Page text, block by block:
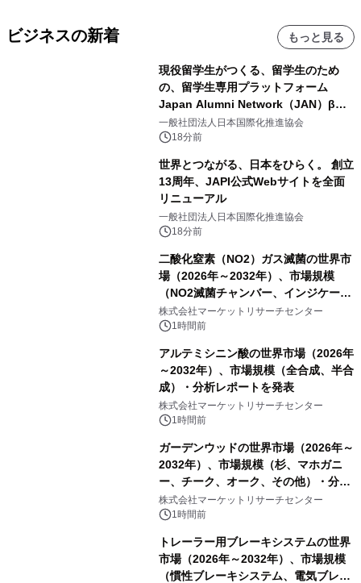
ビジネスの新着 もっと見る
現役留学生がつくる、留学生のため
の、留学生専用プラットフォーム
Japan Alumni Network（JAN）β版
をリリース
一般社団法人日本国際化推進協会
18分前
世界とつながる、日本をひらく。 創立
13周年、JAPI公式Webサイトを全面
リニューアル
一般社団法人日本国際化推進協会
18分前
二酸化窒素（NO2）ガス滅菌の世界市
場（2026年～2032年）、市場規模
（NO2滅菌チャンバー、インジケータ
ーおよびモニタリングシステム、その
他）・分析レポートを発表
株式会社マーケットリサーチセンター
1時間前
アルテミシニン酸の世界市場（2026年
～2032年）、市場規模（全合成、半合
成）・分析レポートを発表
株式会社マーケットリサーチセンター
1時間前
ガーデンウッドの世界市場（2026年～
2032年）、市場規模（杉、マホガニ
ー、チーク、オーク、その他）・分析
レポートを発表
株式会社マーケットリサーチセンター
1時間前
トレーラー用ブレーキシステムの世界
市場（2026年～2032年）、市場規模
（慣性ブレーキシステム、電気ブレー